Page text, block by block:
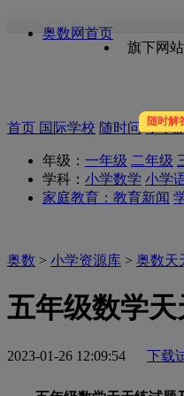
奥数网首页
旗下网站
首页 国际学校 随时问 随时解
小学
年级： 一年级 二年级
学科： 小学数学 小学
家庭教育： 教育新闻
奥数 > 小学资源库 > 奥数天
五年级数学天
2023-01-26 12:09:54 下载